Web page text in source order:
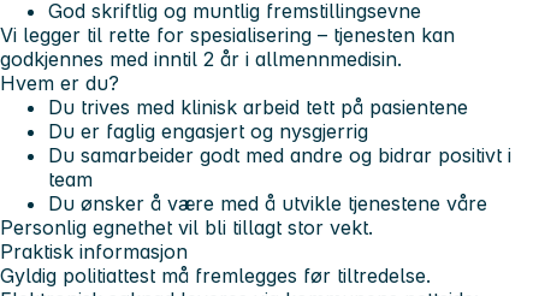
God skriftlig og muntlig fremstillingsevne
Vi legger til rette for spesialisering – tjenesten kan
godkjennes med inntil 2 år i allmennmedisin.
Hvem er du?
Du trives med klinisk arbeid tett på pasientene
Du er faglig engasjert og nysgjerrig
Du samarbeider godt med andre og bidrar positivt i
team
Du ønsker å være med å utvikle tjenestene våre
Personlig egnethet vil bli tillagt stor vekt.
Praktisk informasjon
Gyldig politiattest må fremlegges før tiltredelse.